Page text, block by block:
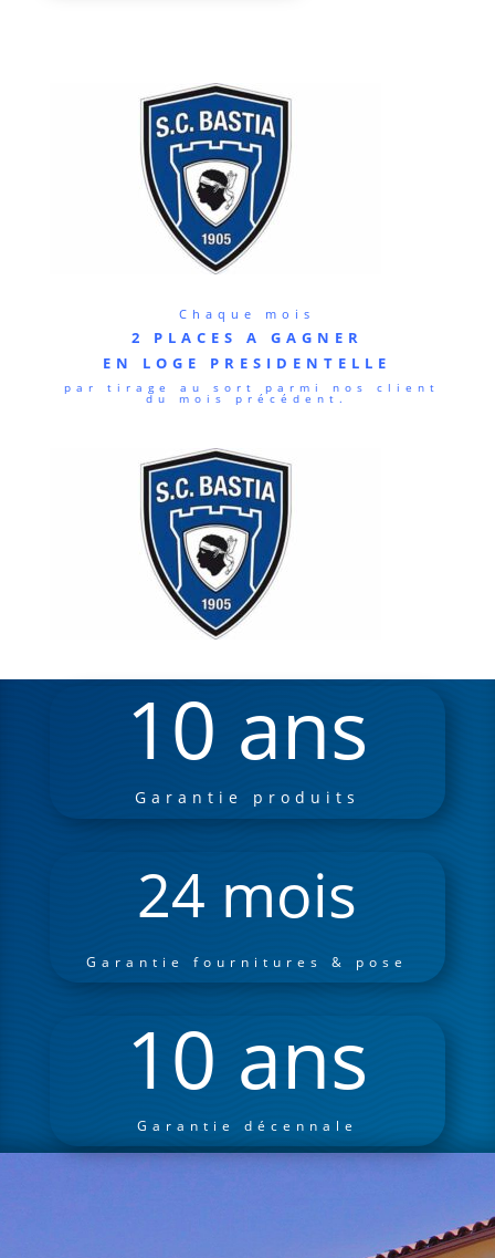
Chaque mois
2 PLACES A GAGNER
EN LOGE PRESIDENTELLE
par tirage au sort parmi nos client
du mois précédent.
10 ans
Garantie produits
24 mois
Garantie fournitures & pose
10 ans
Garantie décennale